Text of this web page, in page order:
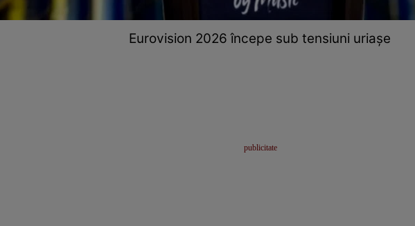
Eurovision 2026 începe sub tensiuni uriașe